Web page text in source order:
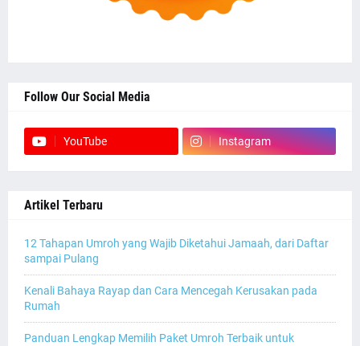
Follow Our Social Media
YouTube Instagram
Artikel Terbaru
12 Tahapan Umroh yang Wajib Diketahui Jamaah, dari Daftar
sampai Pulang
Kenali Bahaya Rayap dan Cara Mencegah Kerusakan pada
Rumah
Panduan Lengkap Memilih Paket Umroh Terbaik untuk